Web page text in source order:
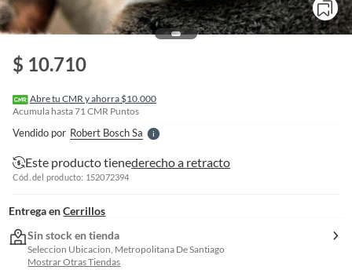
$ 10.710
Abre tu CMR y ahorra $10.000
Acumula hasta71CMR Puntos
Vendido por Robert Bosch SaS
l
f
o
Este producto tienederecho a retracto
Cód. del producto: 152072394
Entrega en Cerrillos
Sin stock en tienda
Seleccion Ubicacion, Metropolitana De Santiago
Mostrar Otras Tiendas